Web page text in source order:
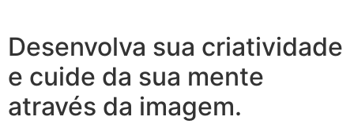
Desenvolva sua criatividade
e cuide da sua mente
através da imagem.